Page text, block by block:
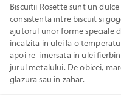
Biscuitii Rosette sunt un
consistenta intre biscuit si
ajutorul unor forme speciale
incalzita in ulei la o
apoi re-imersata in ulei
jurul metalului. De obicei,
glazura sau in zahar.